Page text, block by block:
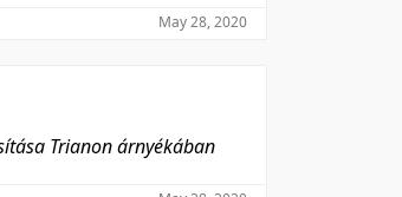
May 28, 2020
Trianon árnyékában